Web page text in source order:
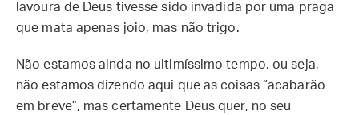
lavoura de Deus tivesse sido invadida por uma praga
que mata apenas joio, mas não trigo.
Não estamos ainda no ultimíssimo tempo, ou seja,
não estamos dizendo aqui que as coisas “acabarão
em breve”, mas certamente Deus quer, no seu